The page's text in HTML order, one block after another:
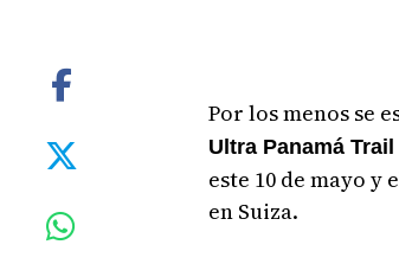
Por los menos se
Ultra Panamá
este 10 de mayo
en Suiza.